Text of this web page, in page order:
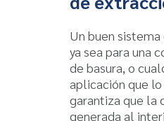
Un buen
ya sea para una
de basura, o
aplicación que
garantiza que la
generada al